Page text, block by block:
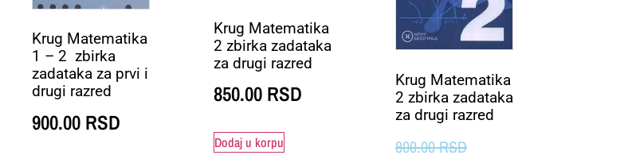
Krug Matematika
1 – 2 zbirka
zadataka za prvi i
drugi razred
900.00 RSD
Krug Matematika
2 zbirka zadataka
za drugi razred
850.00 RSD
Dodaj u korpu
Krug Matematika
2 zbirka zadataka
za drugi razred
800.00RSD